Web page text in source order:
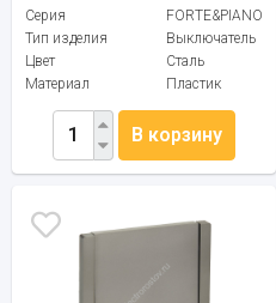
Серия
FORTE&PIANO
Тип изделия
Выключатель
Цвет
Сталь
Материал
Пластик
В корзину